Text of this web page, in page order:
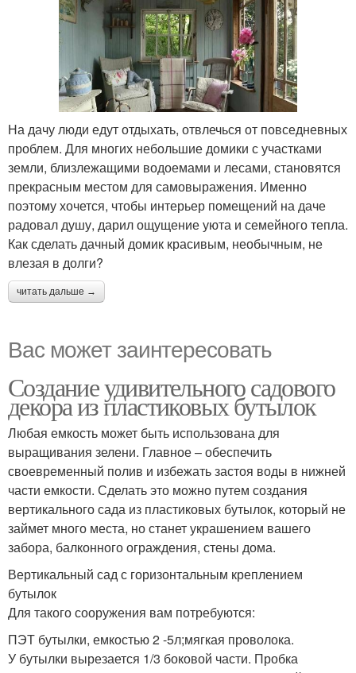
На дачу люди едут отдыхать, отвлечься от повседневных
проблем. Для многих небольшие домики с участками
земли, близлежащими водоемами и лесами, становятся
прекрасным местом для самовыражения. Именно
поэтому хочется, чтобы интерьер помещений на даче
радовал душу, дарил ощущение уюта и семейного тепла.
Как сделать дачный домик красивым, необычным, не
влезая в долги?
читать дальше →
Вас может заинтересовать
Создание удивительного садового
декора из пластиковых бутылок
Любая емкость может быть использована для
выращивания зелени. Главное – обеспечить
своевременный полив и избежать застоя воды в нижней
части емкости. Сделать это можно путем создания
вертикального сада из пластиковых бутылок, который не
займет много места, но станет украшением вашего
забора, балконного ограждения, стены дома.
Вертикальный сад с горизонтальным креплением
бутылок
Для такого сооружения вам потребуются:
ПЭТ бутылки, емкостью 2 -5л;мягкая проволока.
У бутылки вырезается 1/3 боковой части. Пробка